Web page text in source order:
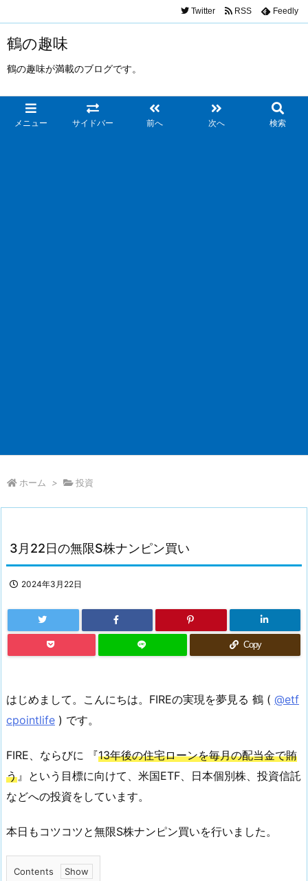
鶴の趣味
鶴の趣味が満載のブログです。
メニュー サイドバー 前へ 次へ 検索
Twitter RSS Feedly
ホーム > 投資
3月22日の無限S株ナンピン買い
2024年3月22日
Copy
はじめまして。こんにちは。FIREの実現を夢見る 鶴 ( @etf
cpointlife ) です。
FIRE、ならびに 『13年後の住宅ローンを毎月の配当金で賄
う 』という目標に向けて、米国ETF、日本個別株、投資信託
などへの投資をしています。
本日もコツコツと無限S株ナンピン買いを行いました。
Contents